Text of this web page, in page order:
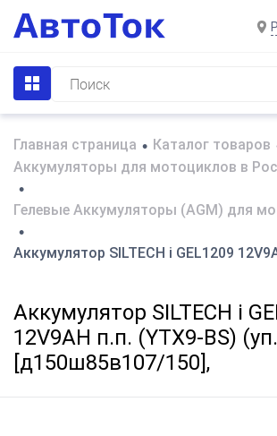
Главная страница • Каталог товаров
Аккумуляторы для мотоциклов в
•
Гелевые Аккумуляторы (AGM) для
•
Аккумулятор SILTECH i GEL1209
Аккумулятор SILTECH i
12V9AH п.п. (YTX9-BS)
[д150ш85в107/150],